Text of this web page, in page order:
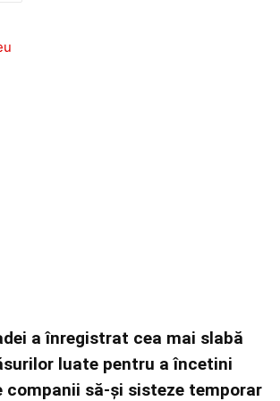
a înregistrat cea mai slabă
luate pentru a încetini
companii să-și sisteze temporar